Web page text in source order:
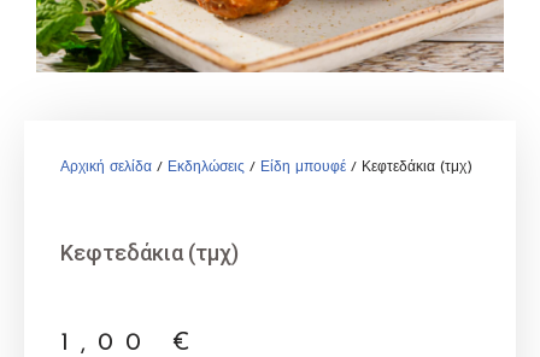
Αρχική σελίδα / Εκδηλώσεις / Είδη μπουφέ / Κεφτεδάκια (τμχ)
Κεφτεδάκια (τμχ)
1,00 €